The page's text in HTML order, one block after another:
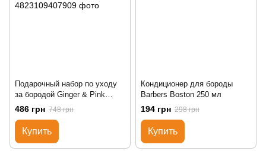
Подарочный набор по уходу
за бородой Ginger & Pink
Papper Barbers
486 грн 748 грн
Купить
Кондиционер для бороды
Barbers Boston 250 мл
194 грн 298 грн
Купить